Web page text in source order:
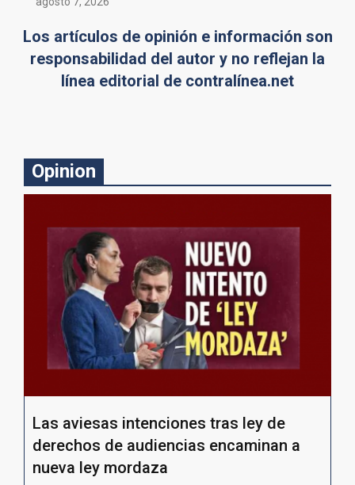
Los artículos de opinión e información son
responsabilidad del autor y no reflejan la
línea editorial de contralínea.net
Opinion
Las aviesas intenciones tras ley de
derechos de audiencias encaminan a
nueva ley mordaza